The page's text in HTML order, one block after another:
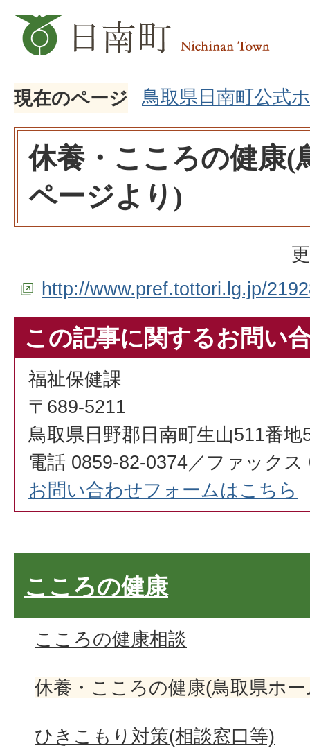
現在のページ 鳥取県日南町公式
休養・こころの健康(
ページより)
http://www.pref.tottori.lg.jp/
この記事に関するお問い
福祉保健課
〒689-5211
鳥取県日野郡日南町生山511番地
電話 0859-82-0374／ファックス
お問い合わせフォームはこちら
こころの健康
こころの健康相談
休養・こころの健康(鳥取県ホ
ひきこもり対策(相談窓口等)